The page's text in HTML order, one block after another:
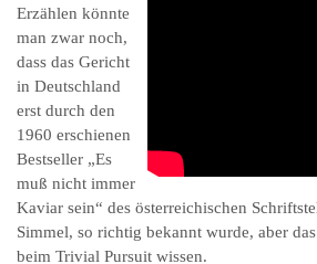
Erzählen könnte
man zwar noch,
dass das Gericht
in Deutschland
erst durch den
1960 erschienen
Bestseller „Es
muß nicht immer
Kaviar sein“ des österreichischen
Simmel, so richtig bekannt wurde, aber
beim Trivial Pursuit wissen.